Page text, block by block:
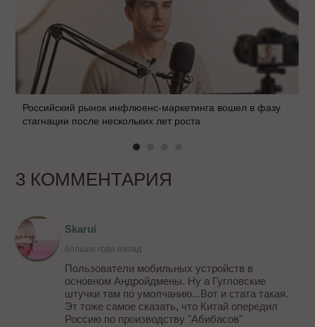
Российский рынок инфлюенс-маркетинга вошел в фазу
стагнации после нескольких лет роста
3 КОММЕНТАРИЯ
Skarui
больше года назад
Пользователи мобильных устройств в
основном Андройдмены. Ну а Гугловские
штучки там по умолчанию...Вот и стата такая.
Эт тоже самое сказать, что Китай опередил
Россию по производству "Абибасов"